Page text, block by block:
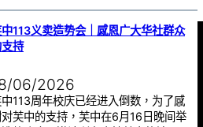
感
恩
设
计
比
赛
113义卖造势会｜感恩广大华社群众
持
06/2026
113周年校庆已经进入倒数，为了感
芙中的支持，芙中在6月16日晚间举